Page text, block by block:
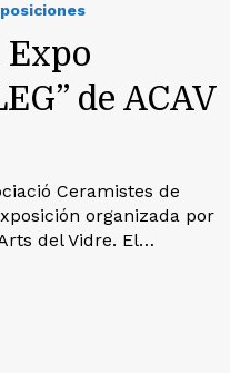
de ACAV
Ceramistes de
organizada por
del Vidre. El…